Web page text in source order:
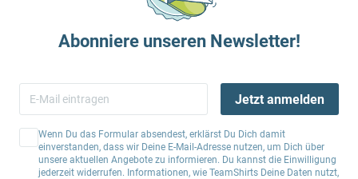
Abonniere unseren Newsletter!
Jetzt anmelden
Wenn Du das Formular absendest, erklärst Du Dich damit
einverstanden, dass wir Deine E-Mail-Adresse nutzen, um Dich über
unsere aktuellen Angebote zu informieren. Du kannst die Einwilligung
jederzeit widerrufen. Informationen, wie TeamShirts Deine Daten nutzt,